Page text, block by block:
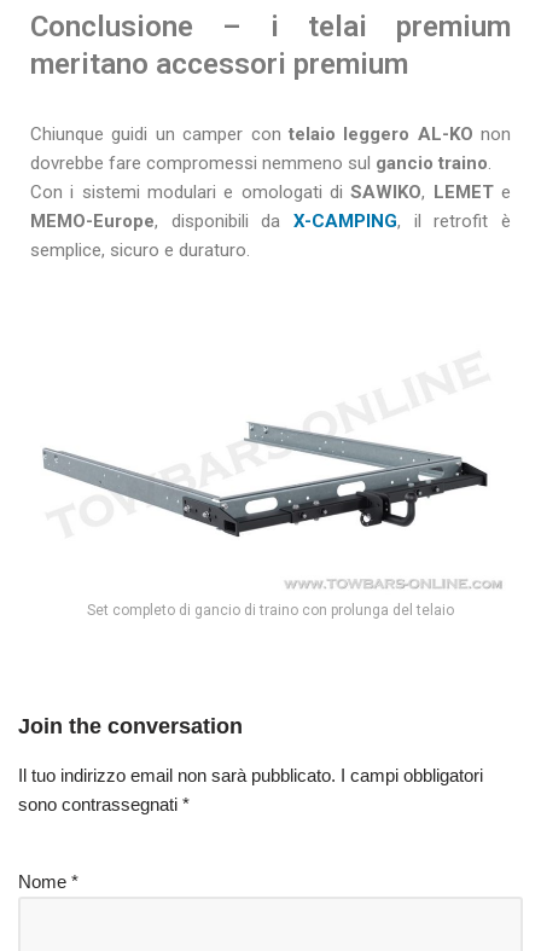
Conclusione – i telai premium
meritano accessori premium
Chiunque guidi un camper con telaio leggero AL-KO non
dovrebbe fare compromessi nemmeno sul gancio traino.
Con i sistemi modulari e omologati diSAWIKO, LEMETe
MEMO-Europe, disponibili da X-CAMPING, il retrofit è
semplice, sicuro e duraturo.
Set completo di gancio di traino con prolunga del telaio
Join the conversation
Il tuo indirizzo email non sarà pubblicato. I campi obbligatori
sono contrassegnati *
Nome *